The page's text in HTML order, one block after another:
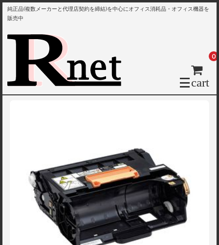
純正品(複数メーカーと代理店契約を締結)を中心にオフィス消耗品・オフィス機器を
販売中
cart
0